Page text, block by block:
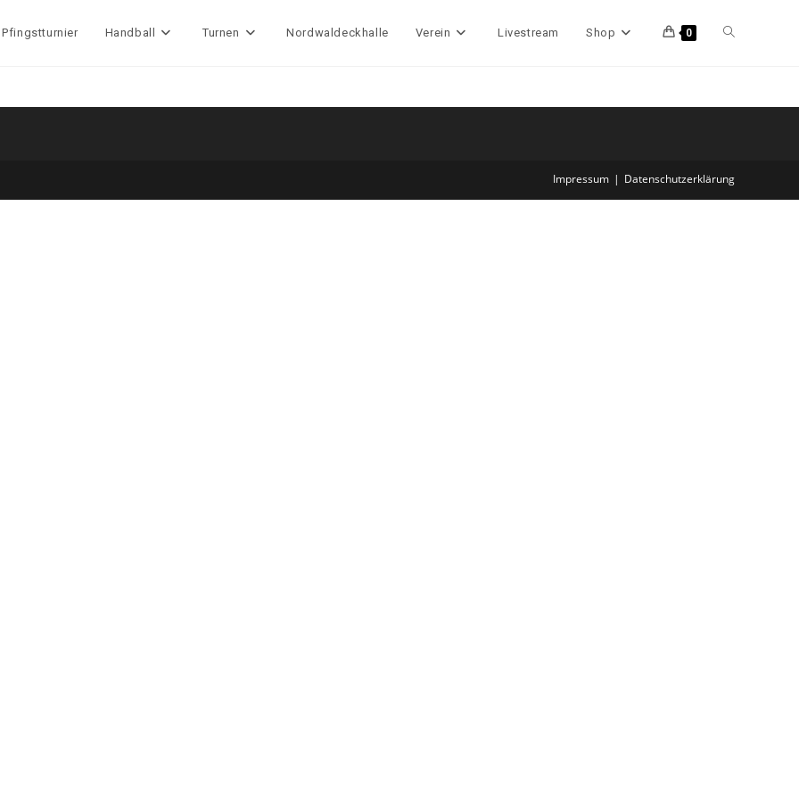
Pfingstturnier Handball Turnen Nordwaldeckhalle Verein Livestream Shop 0 Website-
Impressum Datenschutzerklärung